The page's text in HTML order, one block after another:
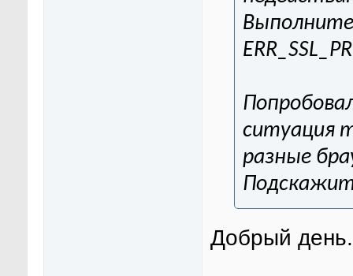
ситуация
разные
Добрый день.